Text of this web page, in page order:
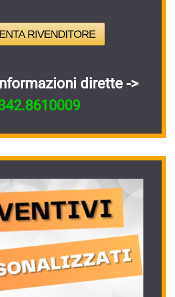
RIVENDITORE
dirette ->